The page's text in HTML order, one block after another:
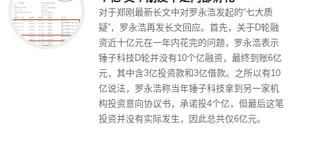
对于郑刚最新长文中对罗永浩发起的“七大质
疑”，罗永浩再发长文回应。首先，关于D轮融
资近十亿元在一年内花完的问题，罗永浩表示
锤子科技D轮并没有10个亿融资，最终到账6亿
元，其中含3亿投资款和3亿借款。之所以有10
亿说法，罗永浩称当年锤子科技拿到另一家机
构投资意向协议书，承诺投4个亿，但最后这笔
投资并没有实际发生，因此总共仅6亿元。